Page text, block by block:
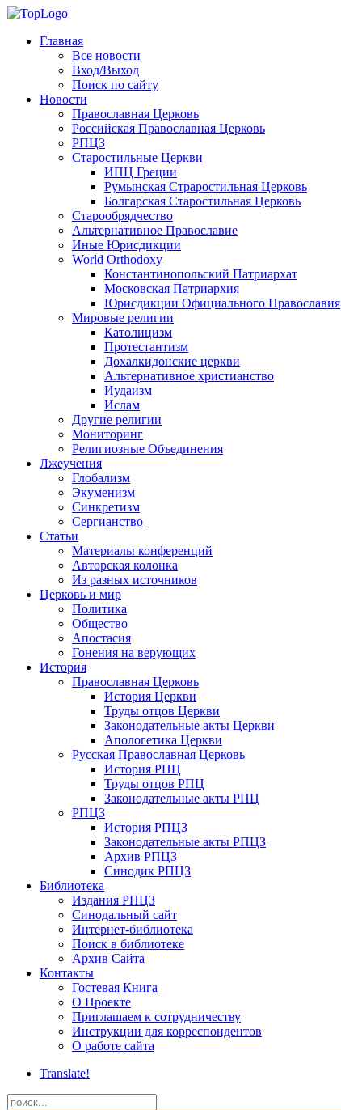
Главная
Все новости
Вход/Выход
Поиск по сайту
Новости
Православная Церковь
Российская Православная Церковь
РПЦЗ
Старостильные Церкви
ИПЦ Греции
Румынская Страростильная Церковь
Болгарская Старостильная Церковь
Старообрядчество
Альтернативное Православие
Иные Юрисдикции
World Orthodoxy
Константинопольский Патриархат
Московская Патриархия
Юрисдикции Официального Православия
Мировые религии
Католицизм
Протестантизм
Дохалкидонские церкви
Альтернативное христианство
Иудаизм
Ислам
Другие религии
Мониторинг
Религиозные Объединения
Лжеучения
Глобализм
Экуменизм
Синкретизм
Сергианство
Статьи
Материалы конференций
Авторская колонка
Из разных источников
Церковь и мир
Политика
Общество
Апостасия
Гонения на верующих
История
Православная Церковь
История Церкви
Труды отцов Церкви
Законодательные акты Церкви
Апологетика Церкви
Русская Православная Церковь
История РПЦ
Труды отцов РПЦ
Законодательные акты РПЦ
РПЦЗ
История РПЦЗ
Законодательные акты РПЦЗ
Архив РПЦЗ
Синодик РПЦЗ
Библиотека
Издания РПЦЗ
Синодальный сайт
Интернет-библиотека
Поиск в библиотеке
Архив Сайта
Контакты
Гостевая Книга
О Проекте
Приглашаем к сотрудничеству
Инструкции для корреспондентов
О работе сайта
Translate!